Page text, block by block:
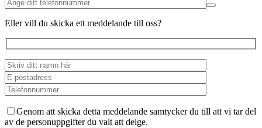
Eller vill du skicka ett meddelande till oss?
Genom att skicka detta meddelande samtycker du till att vi tar del
av de personuppgifter du valt att delge.